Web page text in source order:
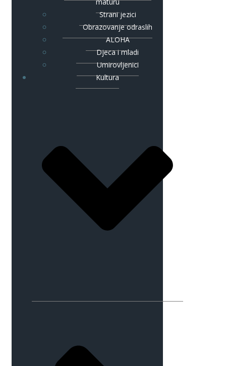
Strani jezici
Obrazovanje odraslih
ALOHA
Djeca i mladi
Umirovljenici
Kultura